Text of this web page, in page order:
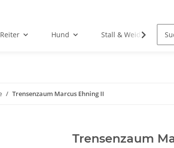
Reiter Hund Stall & Weide
Trensenzaum Marcus Ehning II
Trensenzaum